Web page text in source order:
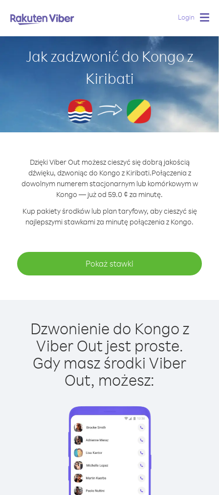
Login
Jak zadzwonić do Kongo z
Kiribati
Dzięki Viber Out możesz cieszyć się dobrą jakością
dźwięku, dzwoniąc do Kongo z Kiribati.Połączenia z
dowolnym numerem stacjonarnym lub komórkowym w
Kongo — już od 59.0 ¢ za minutę.
Kup pakiety środków lub plan taryfowy, aby cieszyć się
najlepszymi stawkami za minutę połączenia z Kongo.
Pokaż stawki
Dzwonienie do Kongo z
Viber Out jest proste.
Gdy masz środki Viber
Out, możesz: